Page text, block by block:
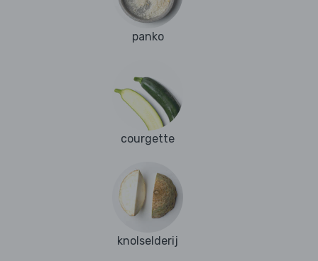
panko
courgette
knolselderij